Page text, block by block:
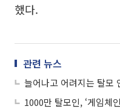
했다.
관련 뉴스
늘어나고 어려지는 탈모
1000만 탈모인, ‘게임체